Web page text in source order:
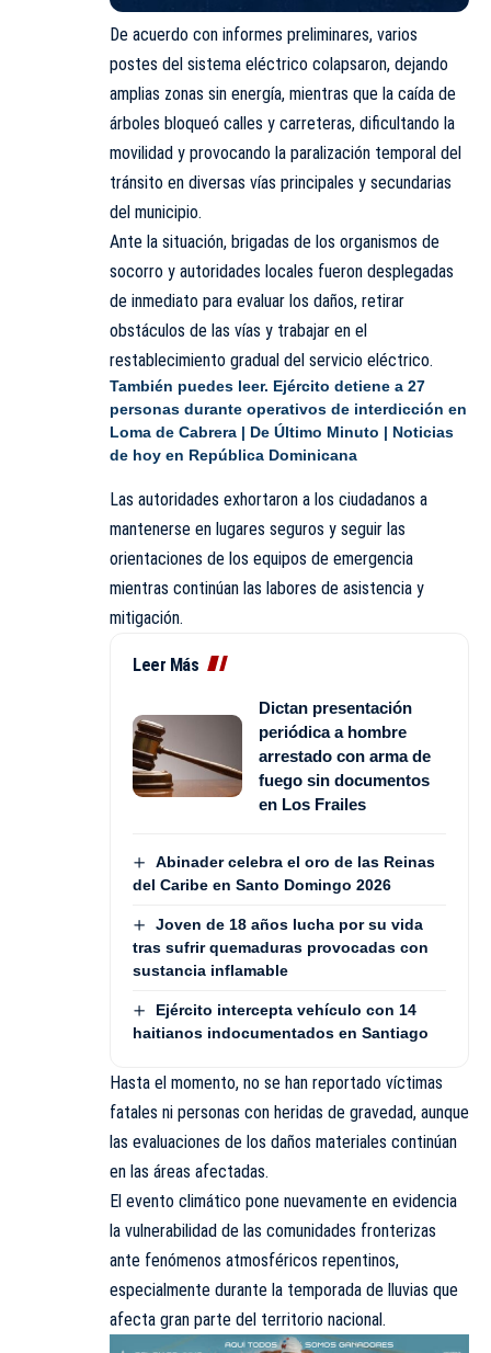
De acuerdo con informes preliminares, varios
postes del sistema eléctrico colapsaron, dejando
amplias zonas sin energía, mientras que la caída de
árboles bloqueó calles y carreteras, dificultando la
movilidad y provocando la paralización temporal del
tránsito en diversas vías principales y secundarias
del municipio.
Ante la situación, brigadas de los organismos de
socorro y autoridades locales fueron desplegadas
de inmediato para evaluar los daños, retirar
obstáculos de las vías y trabajar en el
restablecimiento gradual del servicio eléctrico.
También puedes leer. Ejército detiene a 27
personas durante operativos de interdicción en
Loma de Cabrera | De Último Minuto | Noticias
de hoy en República Dominicana
Las autoridades exhortaron a los ciudadanos a
mantenerse en lugares seguros y seguir las
orientaciones de los equipos de emergencia
mientras continúan las labores de asistencia y
mitigación.
Leer Más
Dictan presentación
periódica a hombre
arrestado con arma de
fuego sin documentos
en Los Frailes
Abinader celebra el oro de las Reinas
del Caribe en Santo Domingo 2026
Joven de 18 años lucha por su vida
tras sufrir quemaduras provocadas con
sustancia inflamable
Ejército intercepta vehículo con 14
haitianos indocumentados en Santiago
Hasta el momento, no se han reportado víctimas
fatales ni personas con heridas de gravedad, aunque
las evaluaciones de los daños materiales continúan
en las áreas afectadas.
El evento climático pone nuevamente en evidencia
la vulnerabilidad de las comunidades fronterizas
ante fenómenos atmosféricos repentinos,
especialmente durante la temporada de lluvias que
afecta gran parte del territorio nacional.